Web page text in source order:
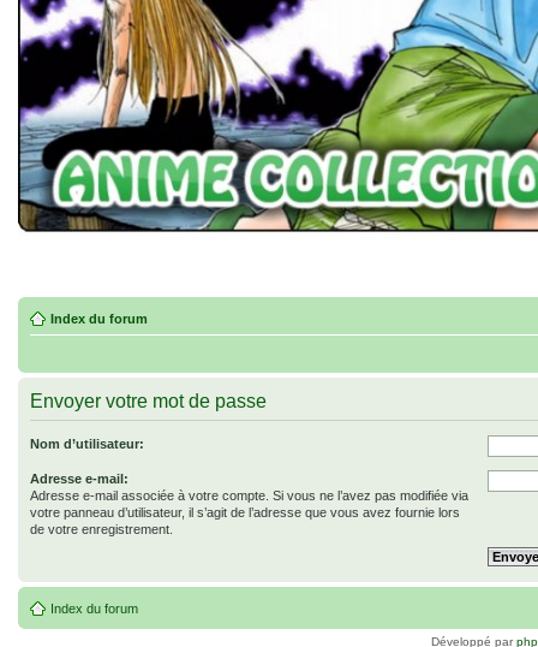
Index du forum
Envoyer votre mot de passe
Nom d’utilisateur:
Adresse e-mail:
Adresse e-mail associée à votre compte. Si vous ne l’avez pas modifiée via
votre panneau d’utilisateur, il s’agit de l’adresse que vous avez fournie lors
de votre enregistrement.
Index du forum
Développé par